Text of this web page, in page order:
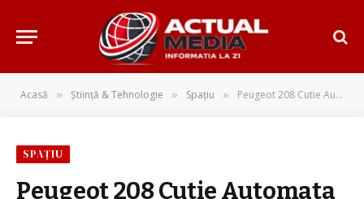
Acasă » Știință & Tehnologie » Spațiu » Peugeot 208 Cutie Automata – Ofertar.ro-Cel Mai Mare Targ Online Auto Si Imobiliare Din Romania – Hackerville
SPAȚIU
Peugeot 208 Cutie Automata